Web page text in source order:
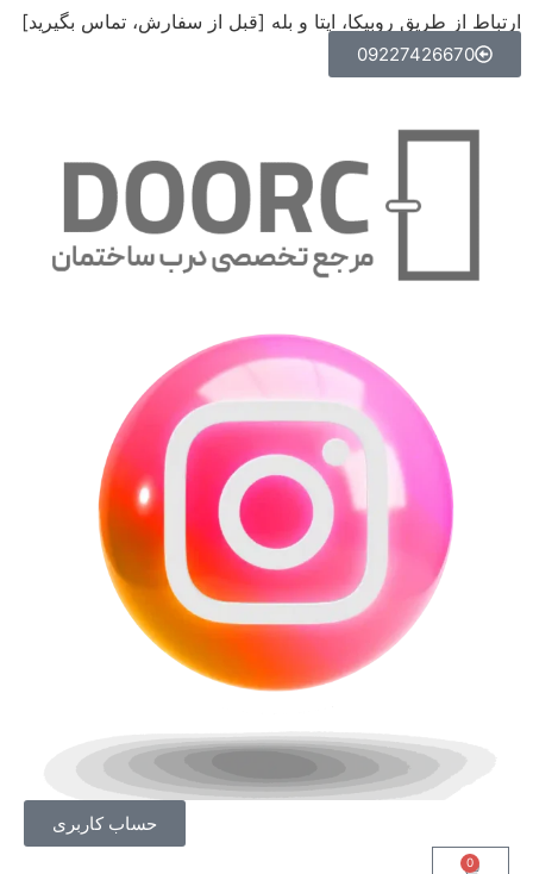
ارتباط از طریق روبیکا، ایتا و بله [قبل از سفارش، تماس بگیرید]
09227426670
حساب کاربری
0